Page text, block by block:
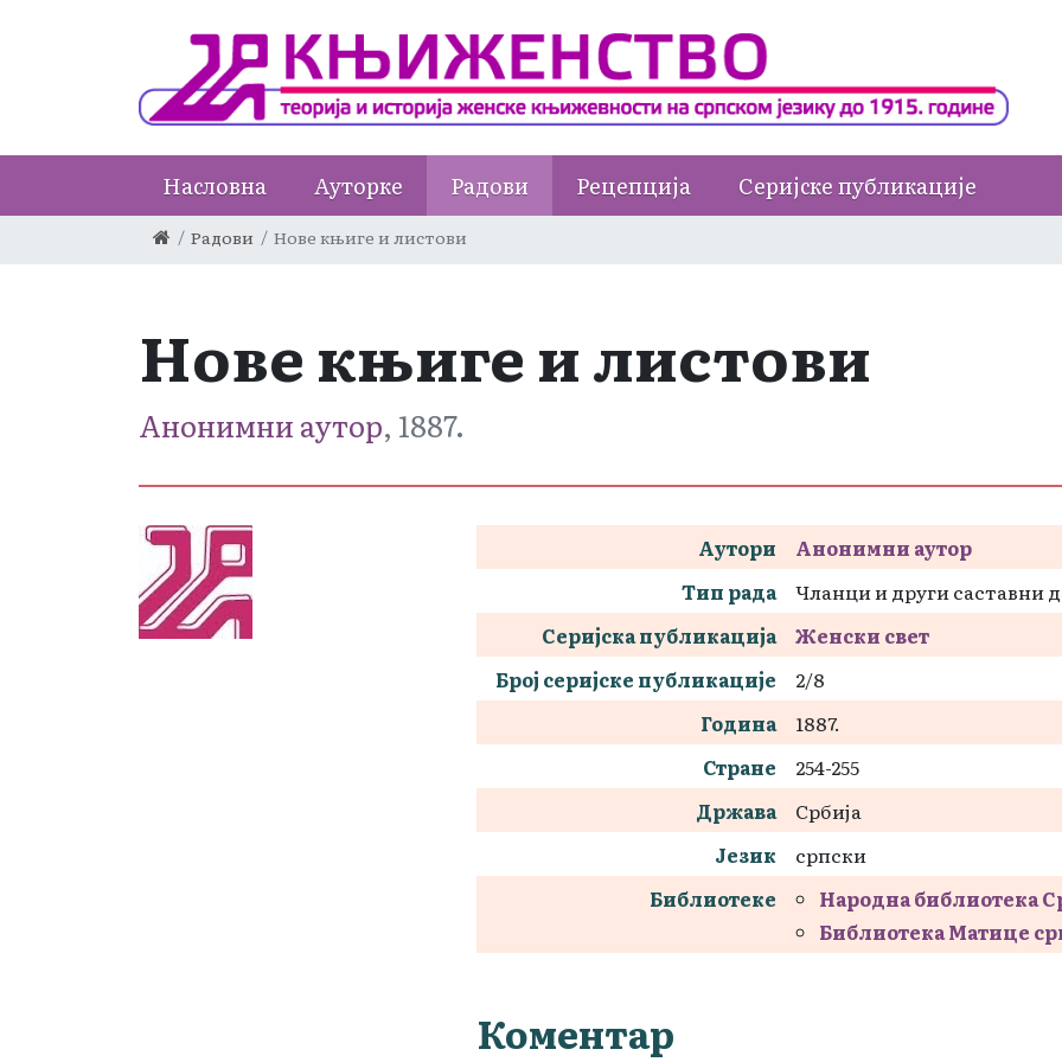
Насловна Ауторке Радови Рецепција Серијске публикације
Радови Нове књиге и листови
Нове књиге и листови
Анонимни аутор, 1887.
Аутори
Анонимни аутор
Тип рада
Чланци и други саставни
Серијска публикација
Женски свет
Број серијске публикације
2/8
Година
1887.
Стране
254-255
Држава
Србија
Језик
српски
Библиотеке
Народна библиотека
Библиотека Матице
Коментар